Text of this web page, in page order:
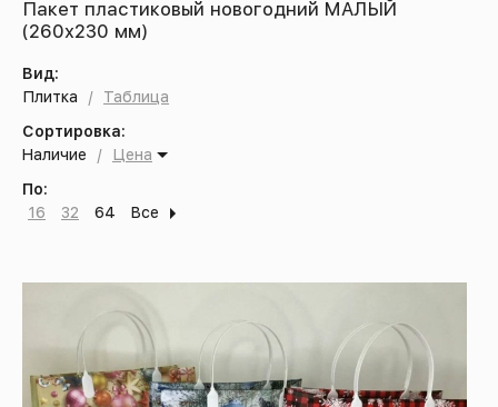
Пакет пластиковый новогодний МАЛЫЙ
(260х230 мм)
Вид:
Плитка
/
Таблица
Сортировка:
Наличие
/
Цена
По:
16
32 64 Все